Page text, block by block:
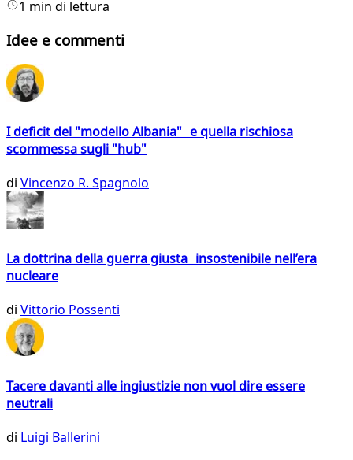
1 min di lettura
Idee e commenti
I deficit del "modello Albania" e quella rischiosa
scommessa sugli "hub"
di Vincenzo R. Spagnolo
La dottrina della guerra giusta insostenibile nell’era
nucleare
di Vittorio Possenti
Tacere davanti alle ingiustizie non vuol dire essere
neutrali
di Luigi Ballerini